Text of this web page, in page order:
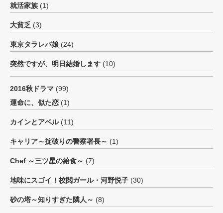
就活家族 (1)
大貧乏 (3)
東京タラレバ娘 (24)
突然ですが、明日結婚します (10)
2016秋ドラマ (99)
運命に、似た恋 (1)
カインとアベル(11)
キャリア～掟破りの警察署長～ (1)
Chef ～三ツ星の給食～ (7)
地味にスゴイ！校閲ガール・河野悦子 (30)
砂の塔～知りすぎた隣人～ (8)